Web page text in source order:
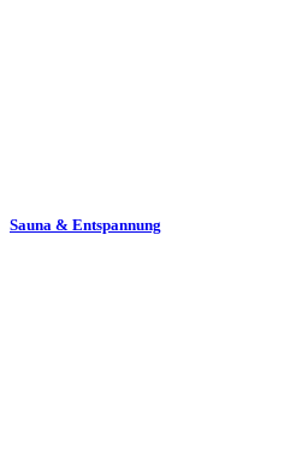
Sauna & Entspannung